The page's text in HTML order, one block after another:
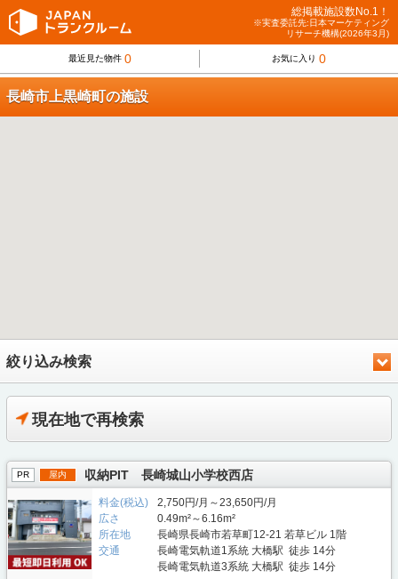
総掲載施設数No.1！
※実査委託先:日本マーケティング
リサーチ機構(2026年3月)
最近見た物件 0 お気に入り 0
長崎市上黒崎町の施設
絞り込み検索
現在地で再検索
PR 屋内 収納PIT 長崎城山小学校西店
料金(税込)
2,750円/月～23,650円/月
広さ
0.49m²～6.16m²
所在地
長崎県長崎市若草町12-21 若草ビル 1階
交通
長崎電気軌道1系統 大橋駅 徒歩 14分
長崎電気軌道3系統 大橋駅 徒歩 14分